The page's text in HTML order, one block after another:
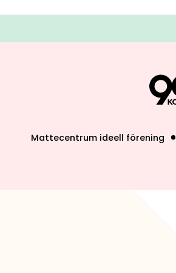
Mattecentrum ideell förening